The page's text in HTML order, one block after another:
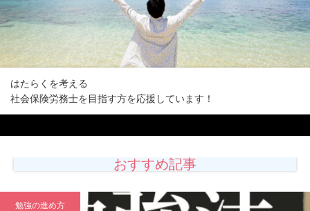
はたらくを考える
社会保険労務士を目指す方を応援しています！
おすすめ記事
勉強の進め方